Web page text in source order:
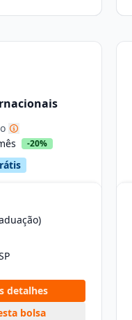
-20%
detalhes
bolsa